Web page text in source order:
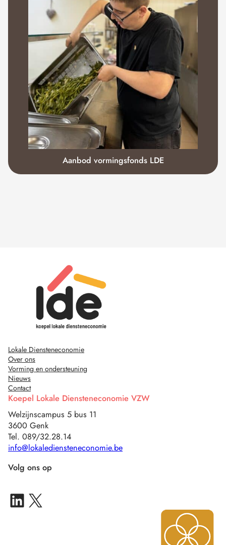
Aanbod vormingsfonds LDE
Lokale Diensteneconomie
Over ons
Vorming en ondersteuning
Nieuws
Contact
Koepel Lokale Diensteneconomie VZW
Welzijnscampus 5 bus 11
3600 Genk
Tel. 089/32.28.14
info@lokalediensteneconomie.be
Volg ons op
LinkedIn IN-Z Multisite
X